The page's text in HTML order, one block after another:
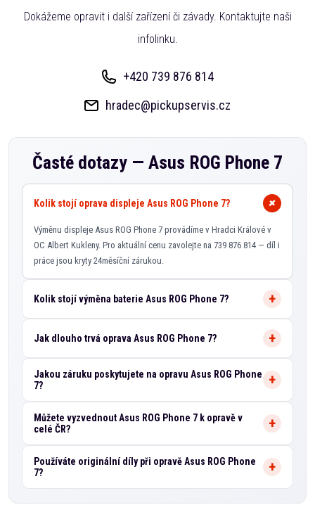
Dokážeme opravit i další zařízení či závady. Kontaktujte naši
infolinku.
+420 739 876 814
hradec@pickupservis.cz
Časté dotazy — Asus ROG Phone 7
Kolik stojí oprava displeje Asus ROG Phone 7?
Výměnu displeje Asus ROG Phone 7 provádíme v Hradci Králové v
OC Albert Kukleny. Pro aktuální cenu zavolejte na 739 876 814 — díl i
práce jsou kryty 24měsíční zárukou.
Kolik stojí výměna baterie Asus ROG Phone 7?
Jak dlouho trvá oprava Asus ROG Phone 7?
Jakou záruku poskytujete na opravu Asus ROG Phone
7?
Můžete vyzvednout Asus ROG Phone 7 k opravě v
celé ČR?
Používáte originální díly při opravě Asus ROG Phone
7?